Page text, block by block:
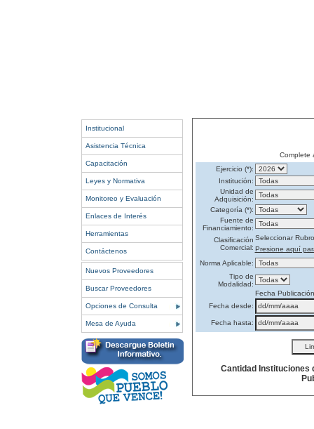
Institucional
Asistencia Técnica
Capacitación
Leyes y Normativa
Monitoreo y Evaluación
Enlaces de Interés
Herramientas
Contáctenos
Nuevos Proveedores
Buscar Proveedores
Opciones de Consulta
Mesa de Ayuda
Complete
Ejercicio (*):
Institución:
Unidad de
Adquisición:
Categoría (*):
Fuente de
Financiamiento:
Clasificación
Comercial:
Seleccionar Rubro
Presione aquí
Norma Aplicable:
Tipo de
Modalidad:
Fecha Publicación
Fecha desde:
Fecha hasta:
Cantidad Instituciones